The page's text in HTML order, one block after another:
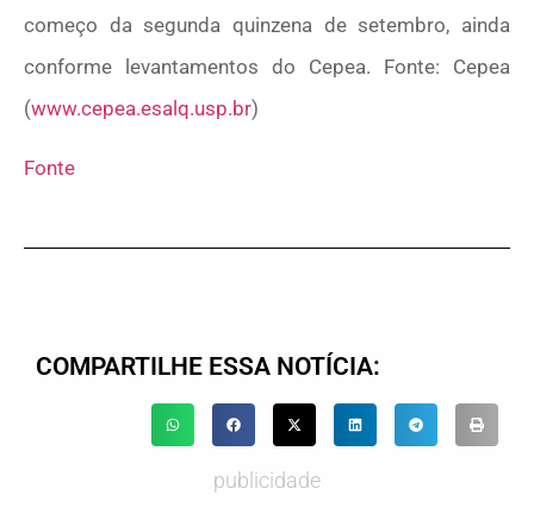
começo da segunda quinzena de setembro, ainda
conforme levantamentos do Cepea. Fonte: Cepea
(www.cepea.esalq.usp.br)
Fonte
COMPARTILHE ESSA NOTÍCIA:
publicidade